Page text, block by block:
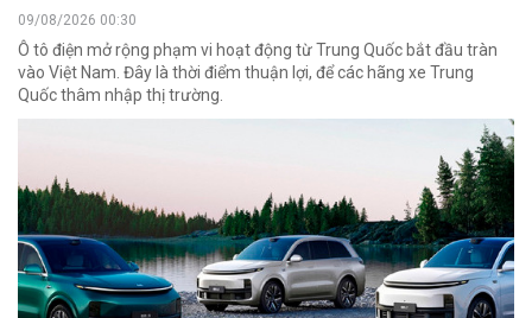
09/08/2026 00:30
Ô tô điện mở rộng phạm vi hoạt động từ Trung Quốc bắt đầu tràn
vào Việt Nam. Đây là thời điểm thuận lợi, để các hãng xe Trung
Quốc thâm nhập thị trường.